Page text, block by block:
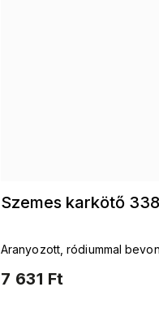
Szemes karkötő
7 631 Ft
Aranyozott, ródiummal